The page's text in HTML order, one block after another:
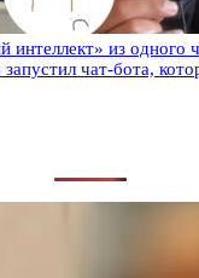
интеллект» из одного
чат-бота,